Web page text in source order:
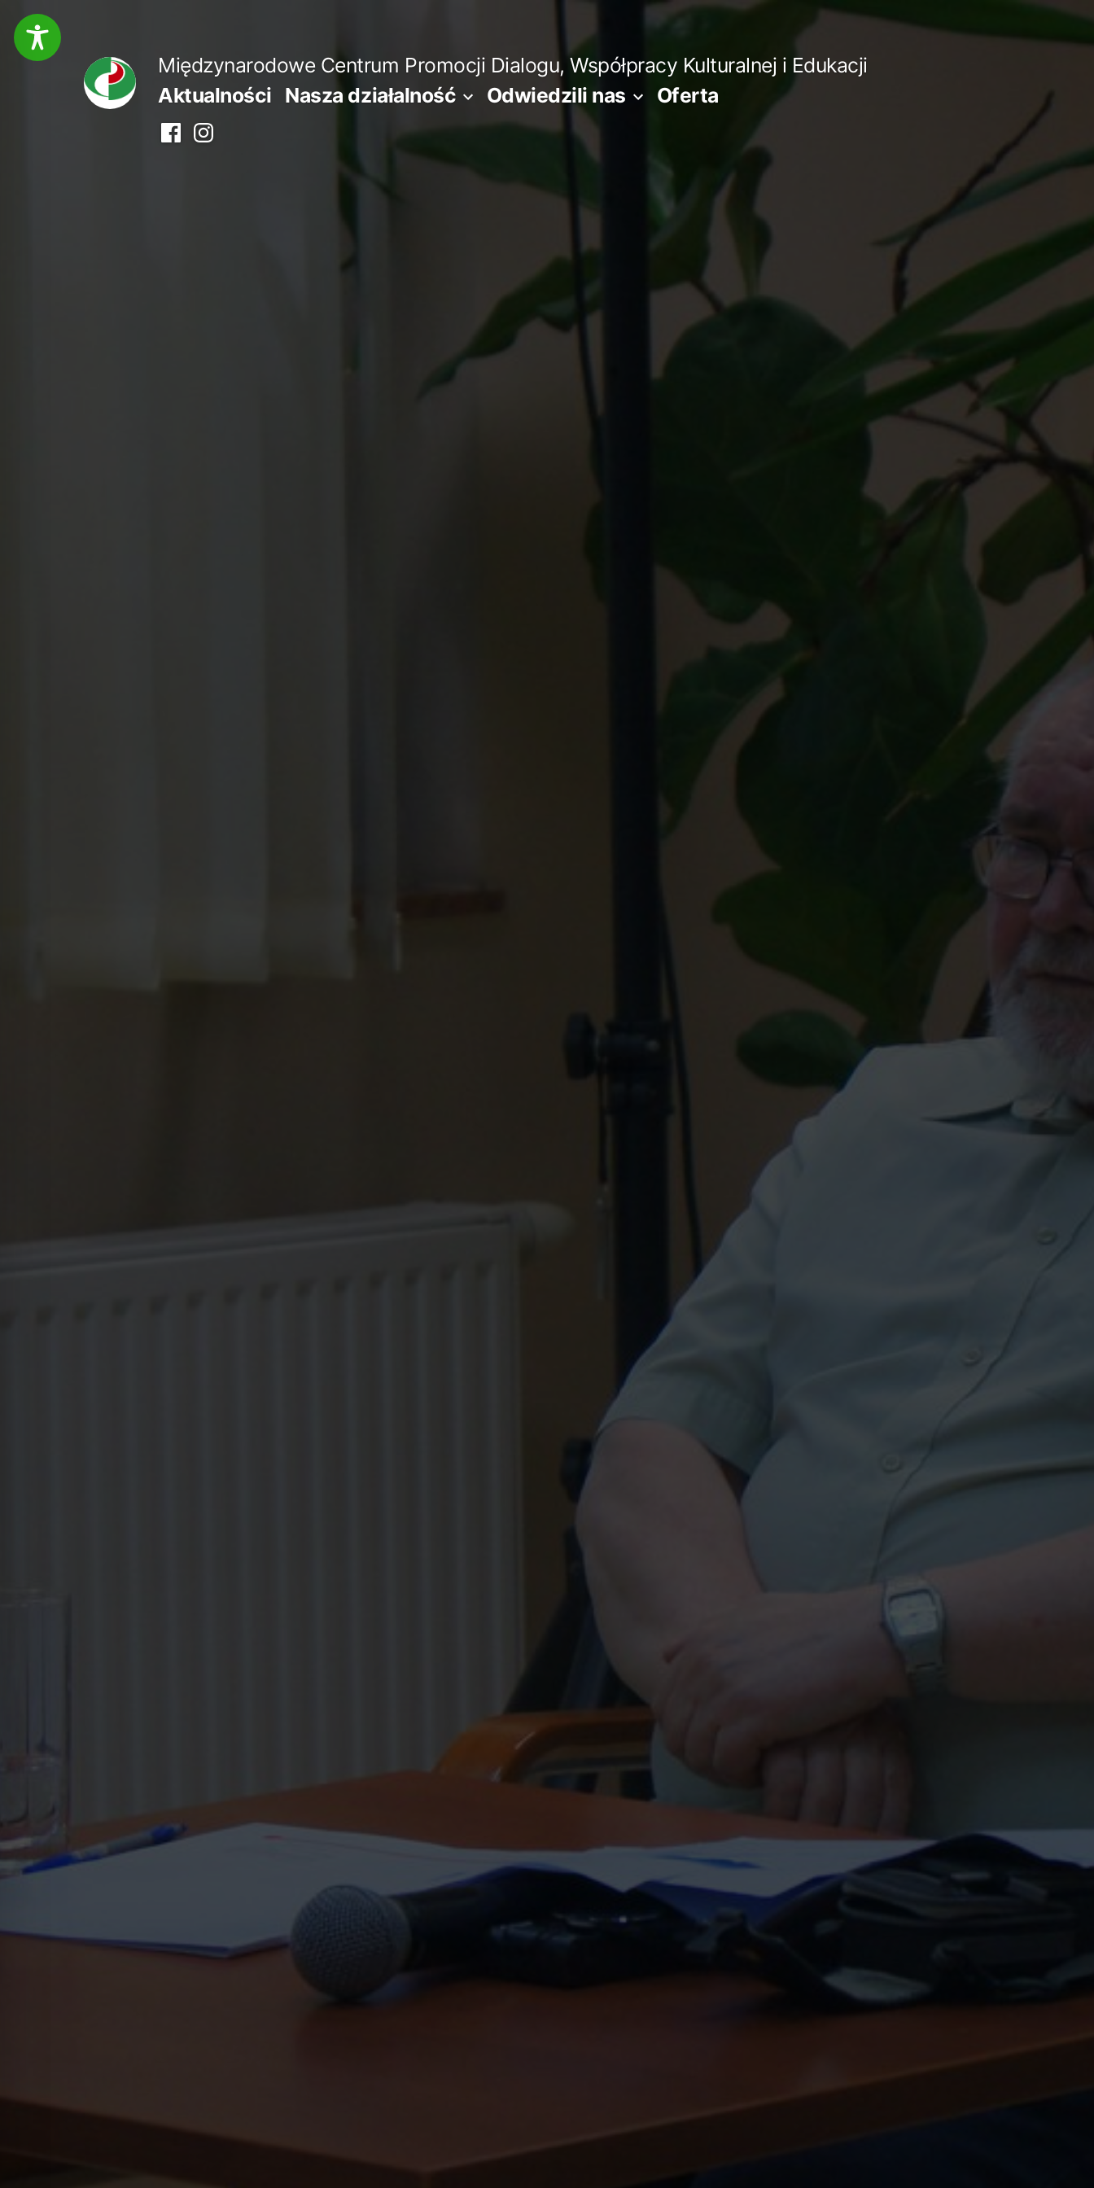
Przejdź
do
Międzynarodowe Centrum Promocji Dialogu, Współpracy Kulturalnej i Edukacji
Aktualności Nasza działalność Odwiedzili nas Oferta
FacebookInstagram